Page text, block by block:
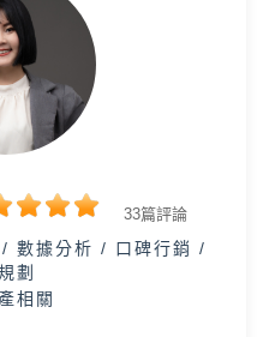
33篇評論
數據分析 / 口碑行銷 /
劃
相關